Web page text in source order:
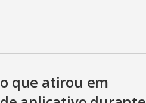
que atirou em